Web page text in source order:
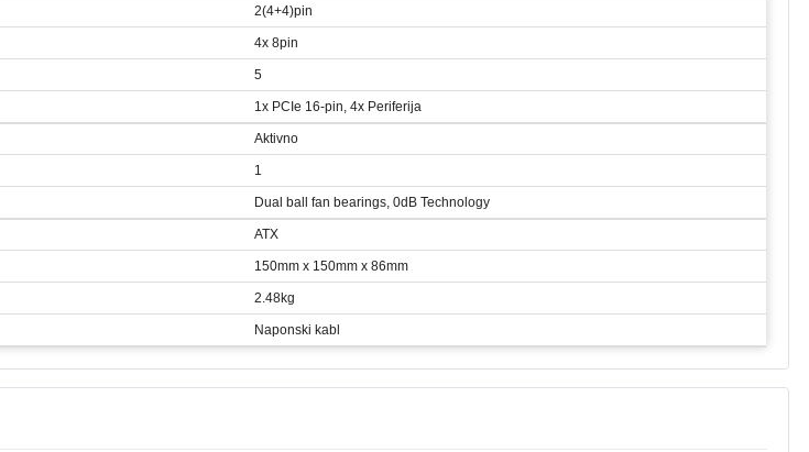
2(4+4)pin
4x 8pin
5
1x PCIe 16-pin, 4x Periferija
Aktivno
1
Dual ball fan bearings, 0dB Technology
ATX
150mm x 150mm x 86mm
2.48kg
Naponski kabl